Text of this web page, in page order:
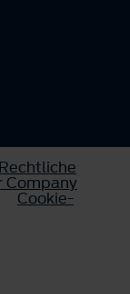
Rechtliche
Company
Cookie-